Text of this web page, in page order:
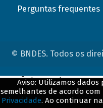
Perguntas frequentes
© BNDES. Todos os
Aviso: Utilizamos dados
semelhantes de acordo com
Privacidade. Ao continuar
ConteÃºdo complementar
${title}${badge}